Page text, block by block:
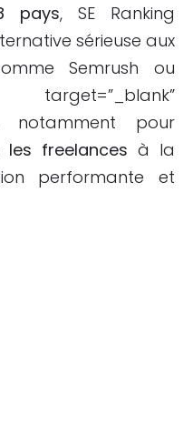
pays, SE Ranking
sérieuse aux
Semrush ou
notamment pour
freelances à la
performante et